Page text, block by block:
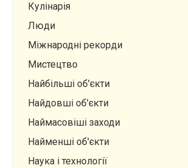
Кулінарія
Люди
Міжнародні рекорди
Мистецтво
Найбільші об'єкти
Найдовші об'єкти
Наймасовіші заходи
Найменші об'єкти
Наука і технології